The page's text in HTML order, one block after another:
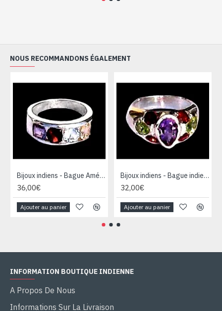
NOUS RECOMMANDONS ÉGALEMENT
Bijoux indiens - Bague Améthyste, Grenat, Topaze et citrine
36,00€
Ajouter au panier
Bijoux indiens - Bague indienne Améthyste, Grenat et Péridot
32,00€
Ajouter au panier
INFORMATION BOUTIQUE INDIENNE
A Propos De Nous
Informations Sur La Livraison